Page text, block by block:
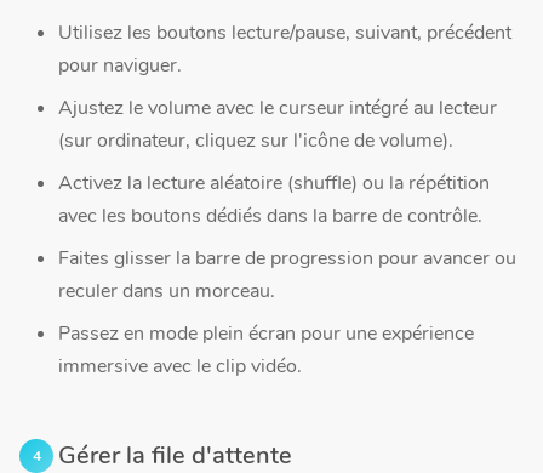
Utilisez les boutons lecture/pause, suivant, précédent
pour naviguer.
Ajustez le volume avec le curseur intégré au lecteur
(sur ordinateur, cliquez sur l'icône de volume).
Activez la lecture aléatoire (shuffle) ou la répétition
avec les boutons dédiés dans la barre de contrôle.
Faites glisser la barre de progression pour avancer ou
reculer dans un morceau.
Passez en mode plein écran pour une expérience
immersive avec le clip vidéo.
Gérer la file d'attente